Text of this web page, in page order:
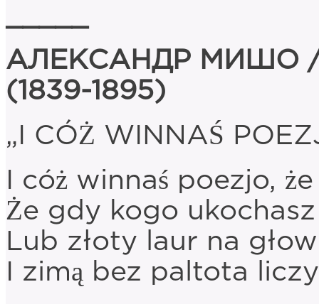
АЛЕКСАНДР МИШО /
(1839-1895)
„I CÓŻ WINNAŚ
I cóż winnaś poezjo,
Że gdy kogo
Lub złoty laur na
I zimą bez paltota